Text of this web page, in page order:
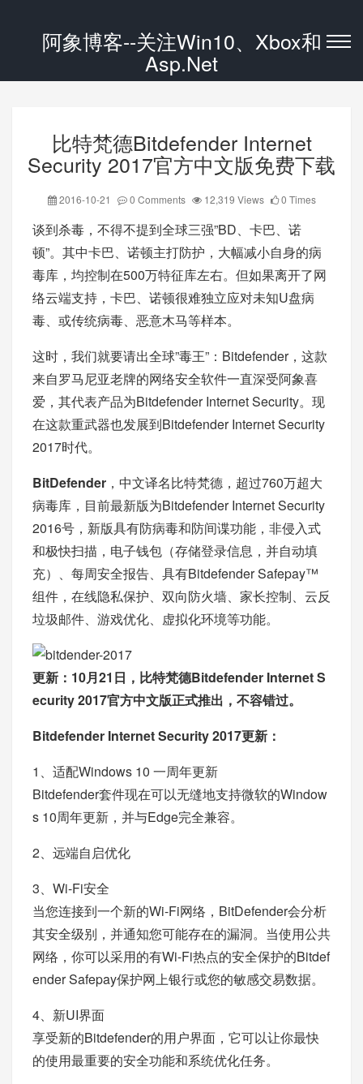
阿象博客--关注Win10、Xbox和
Asp.Net
比特梵德Bitdefender Internet
Security 2017官方中文版免费下载
2016-10-21 0 Comments 12,319 Views 0 Times
谈到杀毒，不得不提到全球三强”BD、卡巴、诺
顿”。其中卡巴、诺顿主打防护，大幅减小自身的病
毒库，均控制在500万特征库左右。但如果离开了网
络云端支持，卡巴、诺顿很难独立应对未知U盘病
毒、或传统病毒、恶意木马等样本。
这时，我们就要请出全球”毒王”：Bitdefender，这款
来自罗马尼亚老牌的网络安全软件一直深受阿象喜
爱，其代表产品为Bitdefender Internet Security。现
在这款重武器也发展到Bitdefender Internet Security
2017时代。
BitDefender ，中文译名比特梵德，超过760万超大
病毒库，目前最新版为Bitdefender Internet Security
2016号，新版具有防病毒和防间谍功能，非侵入式
和极快扫描，电子钱包（存储登录信息，并自动填
充）、每周安全报告、具有Bitdefender Safepay™
组件，在线隐私保护、双向防火墙、家长控制、云反
垃圾邮件、游戏优化、虚拟化环境等功能。
更新：10月21日，比特梵德Bitdefender Internet S
ecurity 2017官方中文版正式推出，不容错过。
Bitdefender Internet Security 2017更新：
1、适配Windows 10 一周年更新
Bitdefender套件现在可以无缝地支持微软的Window
s 10周年更新，并与Edge完全兼容。
2、远端自启优化
3、Wi-Fi安全
当您连接到一个新的Wi-Fi网络，BitDefender会分析
其安全级别，并通知您可能存在的漏洞。当使用公共
网络，你可以采用的有Wi-Fi热点的安全保护的Bitdef
ender Safepay保护网上银行或您的敏感交易数据。
4、新UI界面
享受新的Bitdefender的用户界面，它可以让你最快
的使用最重要的安全功能和系统优化任务。